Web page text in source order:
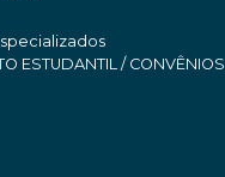
ESTUDANTIL / CONVÊNIOS